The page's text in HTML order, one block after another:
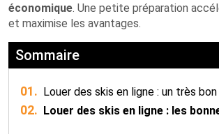
économique. Une petite préparation
et maximise les avantages.
Sommaire
01. Louer des skis en ligne : un très bon
02. Louer des skis en ligne : les